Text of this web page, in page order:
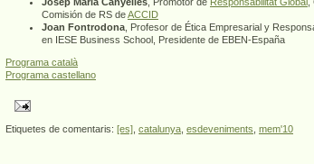
Comisión de RS deACCID
Joan Fontrodona , Profesor de Ética Empresarial y
en IESE Business School, Presidente de EBEN-España
Programa català
Programa castellano
Etiquetes de comentaris: [es] catalunya esdeveniments mem'10